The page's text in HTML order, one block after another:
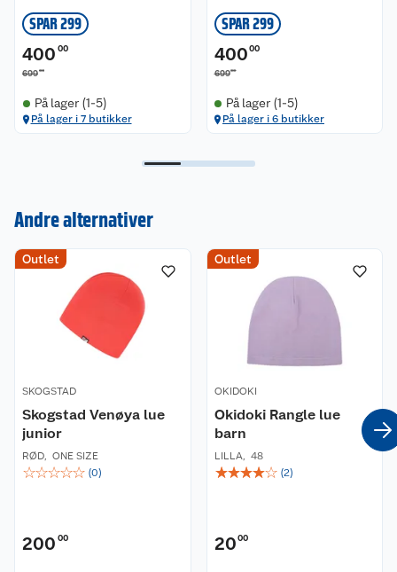
SPAR 299
400 00
69900
På lager (1-5)
På lager i 7 butikker
SPAR 299
400 00
69900
På lager (1-5)
På lager i 6 butikker
Andre alternativer
Outlet
SKOGSTAD
Skogstad Venøya lue
junior
RØD, ONE SIZE
☆☆☆☆☆ (0)
200 00
Outlet
OKIDOKI
Okidoki Rangle lue
barn
LILLA, 48
☆☆☆☆☆ (2)
20 00
Om oss
Nyheter
Våre butikker
Våre merkevarer
Coop kjeder
Ledige stillinger
Kundeservice
Kontakt oss
Angre- og returrett
Reklamasjon og garanti
Ofte stilte spørsmål
Betalingsalternativer
Leveringsalternativer
Åpent kjøp